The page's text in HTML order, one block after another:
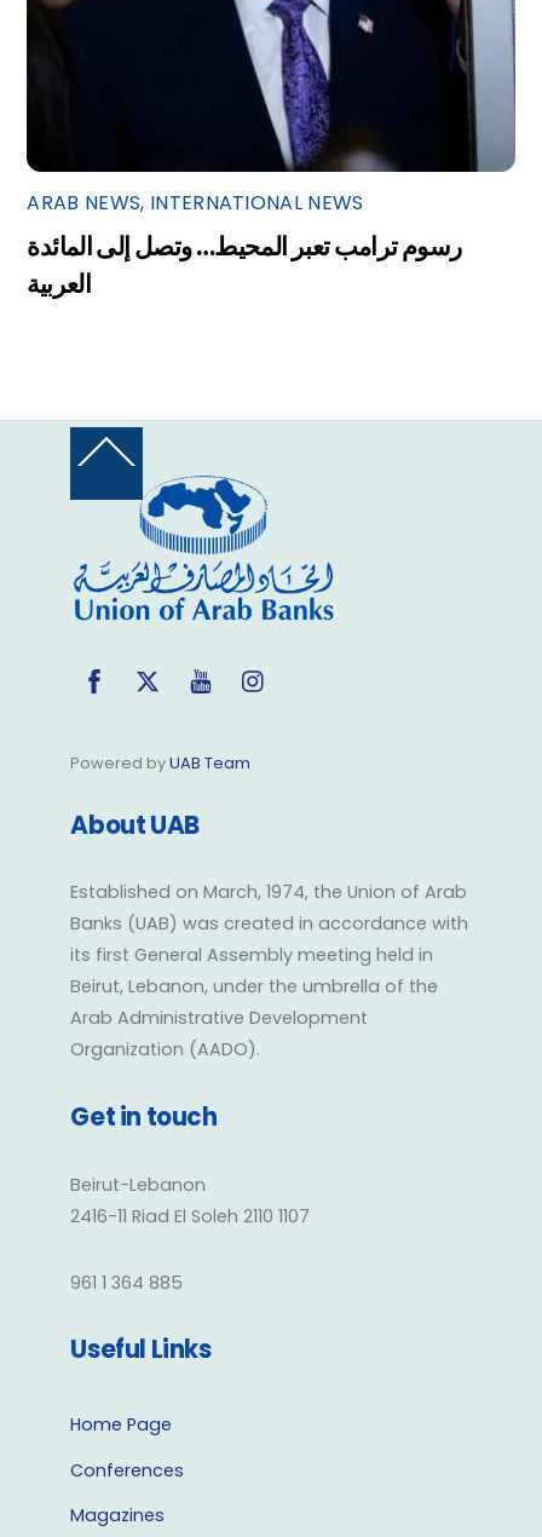
ARAB NEWS, INTERNATIONAL NEWS
رسوم ترامب تعبر المحيط… وتصل إلى المائدة
العربية
Back
Top
FacebookTwitter YouTube
Powered byUAB Team
About UAB
Established on March, 1974, the Union of Arab
Banks (UAB) was created in accordance with
its first General Assembly meeting held in
Beirut, Lebanon, under the umbrella of the
Arab Administrative Development
Organization (AADO).
Get in touch
Beirut-Lebanon
2416-11 Riad El Soleh 2110 1107
961 1 364 885
Useful Links
Home Page
Conferences
Magazines